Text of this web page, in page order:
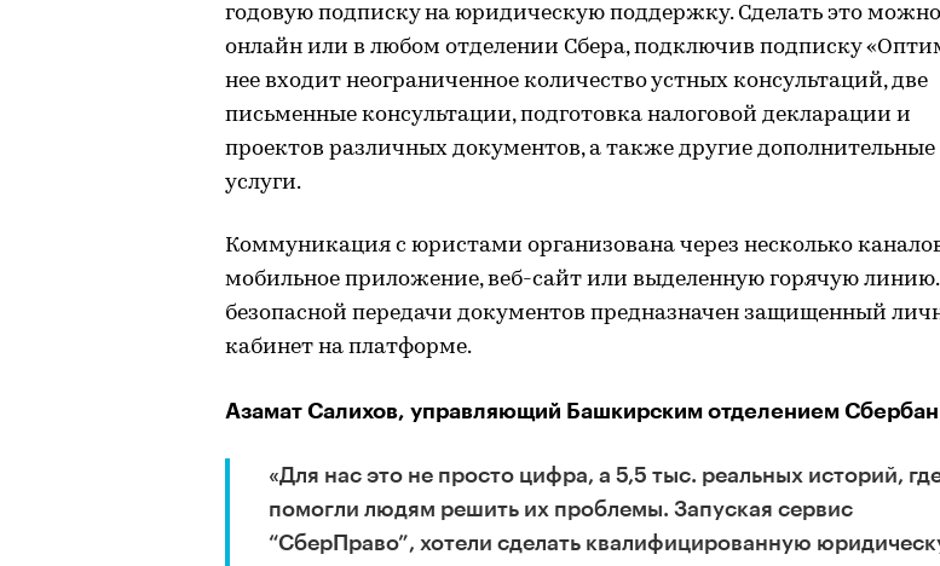
годовую подписку на юридическую поддержку. Сделать это можно
онлайн или в любом отделении Сбера, подключив подписку
нее входит неограниченное количество устных консультаций, две
письменные консультации, подготовка налоговой декларации и
проектов различных документов, а также другие дополнительные
услуги.
Коммуникация с юристами организована через несколько
мобильное приложение, веб-сайт или выделенную горячую линию.
безопасной передачи документов предназначен защищенный
кабинет на платформе.
Азамат Салихов, управляющий Башкирским отделением
«Для нас это не просто цифра, а 5,5 тыс. реальных историй,
помогли людям решить их проблемы. Запуская сервис
“СберПраво”, хотели сделать квалифицированную